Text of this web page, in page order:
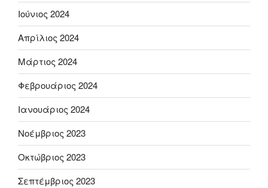
Ιούνιος 2024
Απρίλιος 2024
Μάρτιος 2024
Φεβρουάριος 2024
Ιανουάριος 2024
Νοέμβριος 2023
Οκτώβριος 2023
Σεπτέμβριος 2023